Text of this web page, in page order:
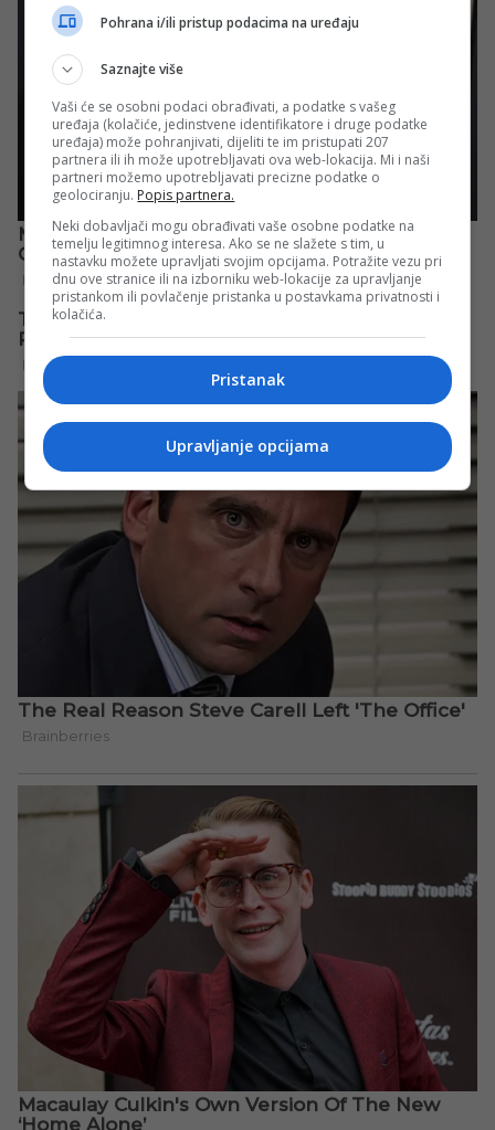
Pohrana i/ili pristup podacima na uređaju
Saznajte više
Vaši će se osobni podaci obrađivati, a podatke s vašeg
uređaja (kolačiće, jedinstvene identifikatore i druge podatke
uređaja) može pohranjivati, dijeliti te im pristupati 207
partnera ili ih može upotrebljavati ova web-lokacija. Mi i naši
partneri možemo upotrebljavati precizne podatke o
geolociranju. Popis partnera.
Neki dobavljači mogu obrađivati vaše osobne podatke na
temelju legitimnog interesa. Ako se ne slažete s tim, u
nastavku možete upravljati svojim opcijama. Potražite vezu pri
dnu ove stranice ili na izborniku web-lokacije za upravljanje
pristankom ili povlačenje pristanka u postavkama privatnosti i
kolačića.
Pristanak
Upravljanje opcijama